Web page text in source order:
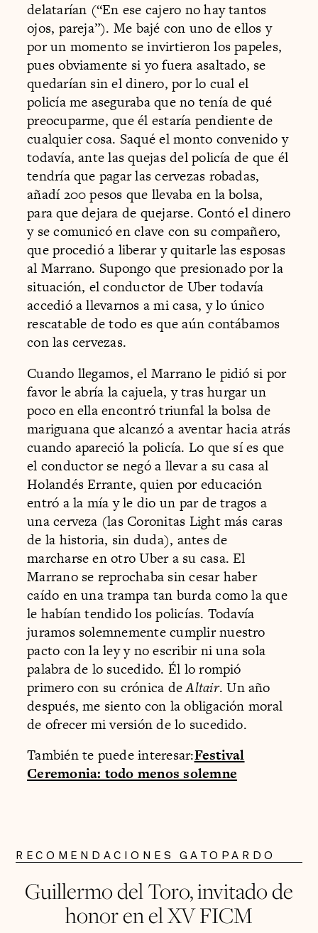
delatarían (“En ese cajero no hay tantos
ojos, pareja”). Me bajé con uno de ellos y
por un momento se invirtieron los papeles,
pues obviamente si yo fuera asaltado, se
quedarían sin el dinero, por lo cual el
policía me aseguraba que no tenía de qué
preocuparme, que él estaría pendiente de
cualquier cosa. Saqué el monto convenido y
todavía, ante las quejas del policía de que él
tendría que pagar las cervezas robadas,
añadí 200 pesos que llevaba en la bolsa,
para que dejara de quejarse. Contó el dinero
y se comunicó en clave con su compañero,
que procedió a liberar y quitarle las esposas
al Marrano. Supongo que presionado por la
situación, el conductor de Uber todavía
accedió a llevarnos a mi casa, y lo único
rescatable de todo es que aún contábamos
con las cervezas.
Cuando llegamos, el Marrano le pidió si por
favor le abría la cajuela, y tras hurgar un
poco en ella encontró triunfal la bolsa de
mariguana que alcanzó a aventar hacia atrás
cuando apareció la policía. Lo que sí es que
el conductor se negó a llevar a su casa al
Holandés Errante, quien por educación
entró a la mía y le dio un par de tragos a
una cerveza (las Coronitas Light más caras
de la historia, sin duda), antes de
marcharse en otro Uber a su casa. El
Marrano se reprochaba sin cesar haber
caído en una trampa tan burda como la que
le habían tendido los policías. Todavía
juramos solemnemente cumplir nuestro
pacto con la ley y no escribir ni una sola
palabra de lo sucedido. Él lo rompió
primero con su crónica deAltair. Un año
después, me siento con la obligación moral
de ofrecer mi versión de lo sucedido.
También te puede interesar:Festival
Ceremonia: todo menos solemne
RECOMENDACIONES GATOPARDO
Guillermo del Toro, invitado de
honor en el XV FICM